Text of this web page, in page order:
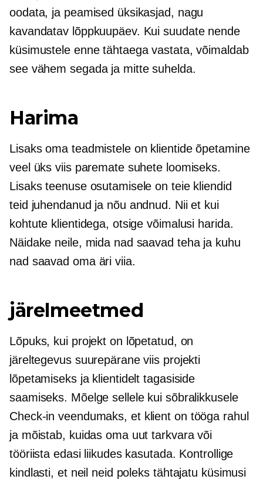
oodata, ja peamised üksikasjad, nagu
kavandatav lõppkuupäev. Kui suudate nende
küsimustele enne tähtaega vastata, võimaldab
see vähem segada ja mitte suhelda.
Harima
Lisaks oma teadmistele on klientide õpetamine
veel üks viis paremate suhete loomiseks.
Lisaks teenuse osutamisele on teie kliendid
teid juhendanud ja nõu andnud. Nii et kui
kohtute klientidega, otsige võimalusi harida.
Näidake neile, mida nad saavad teha ja kuhu
nad saavad oma äri viia.
järelmeetmed
Lõpuks, kui projekt on lõpetatud, on
järeltegevus suurepärane viis projekti
lõpetamiseks ja klientidelt tagasiside
saamiseks. Mõelge sellele kui sõbralikkusele
Check-in veendumaks, et klient on tööga rahul
ja mõistab, kuidas oma uut tarkvara või
tööriista edasi liikudes kasutada. Kontrollige
kindlasti, et neil neid poleks tähtajatu küsimusi